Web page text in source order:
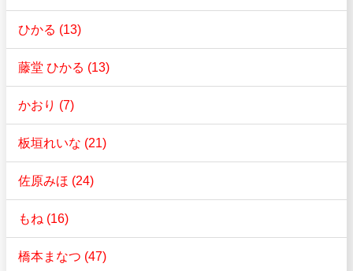
ひかる (13)
藤堂 ひかる (13)
かおり (7)
板垣れいな (21)
佐原みほ (24)
もね (16)
橋本まなつ (47)